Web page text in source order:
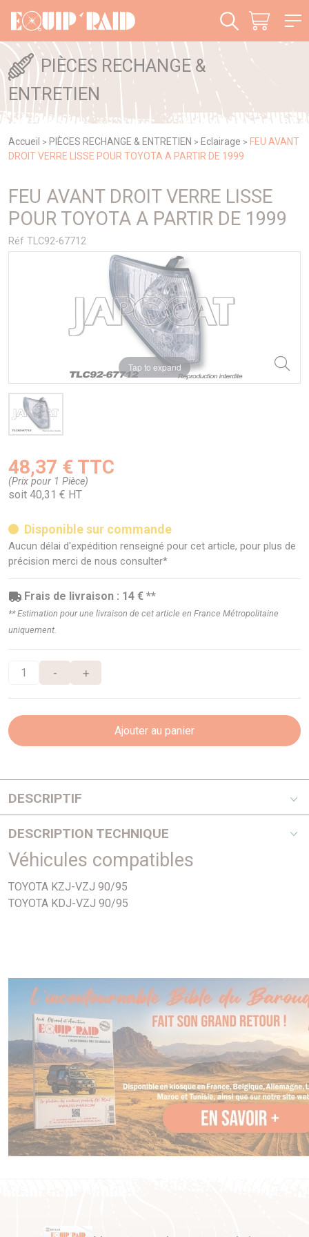
PIÈCES RECHANGE &
ENTRETIEN
Accueil > PIÈCES RECHANGE & ENTRETIEN > Eclairage > FEU AVANT
DROIT VERRE LISSE POUR TOYOTA A PARTIR DE 1999
FEU AVANT DROIT VERRE LISSE
POUR TOYOTA A PARTIR DE 1999
Réf TLC92-67712
Tap to expand
48,37 € TTC
(Prix pour 1 Pièce)
soit 40,31 € HT
Disponible sur commande
Aucun délai d'expédition renseigné pour cet article, pour plus de
précision merci de nous consulter*
Frais de livraison : 14 € **
** Estimation pour une livraison de cet article en France Métropolitaine
uniquement.
- +
Ajouter au panier
DESCRIPTIF
DESCRIPTION TECHNIQUE
A partir de 1999 - Verre lisse
Véhicules compatibles
TOYOTA KZJ-VZJ 90/95
TOYOTA KDJ-VZJ 90/95
Panneau de gestion des cookies